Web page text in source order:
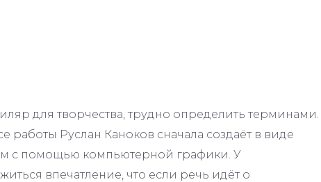
для творчества, трудно определить терминами.
работы Руслан Каноков сначала создаёт в виде
с помощью компьютерной графики. У
впечатление, что если речь идёт о